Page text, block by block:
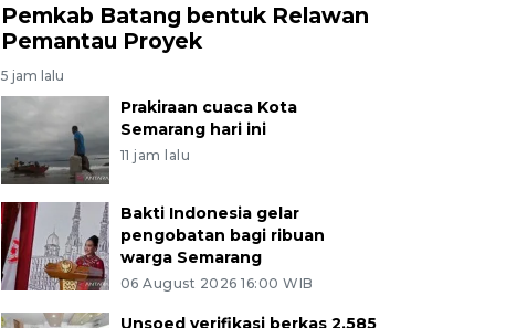
Pemkab Batang bentuk Relawan
Pemantau Proyek
5 jam lalu
Prakiraan cuaca Kota
Semarang hari ini
11 jam lalu
Bakti Indonesia gelar
pengobatan bagi ribuan
warga Semarang
06 August 2026 16:00 WIB
Unsoed verifikasi berkas 2.585